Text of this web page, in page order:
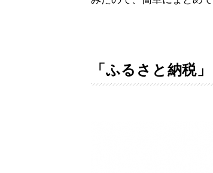
「ふるさと納税